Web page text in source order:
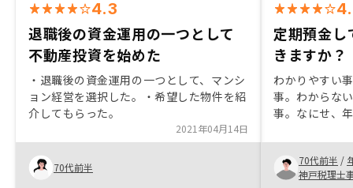
4.3
退職後の資金運用の一つとして
不動産投資を始めた
・退職後の資金運用の一つとして、マンシ
ョン経営を選択した。・希望した物件を紹
介してもらった。
2021年04月14日
70代前半
定期預金し
きますか？
わかりやすい
事。わからな
事。なにせ、
良く手伝って
それと、7年
が、安心です
70代前半 /
神戸税理士